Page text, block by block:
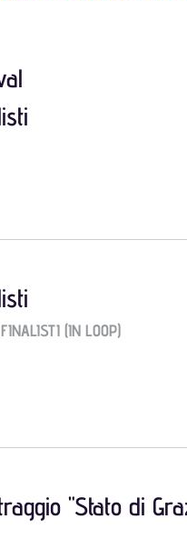
(IN LOOP)
"Stato di